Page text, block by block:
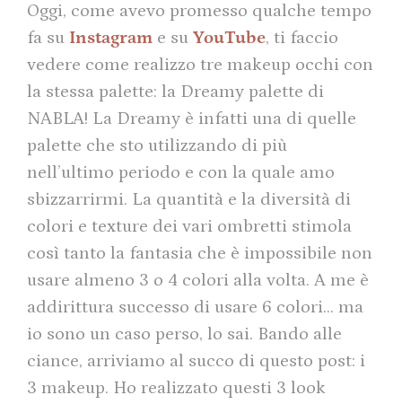
Oggi, come avevo promesso qualche tempo
fa su Instagram e su YouTube, ti faccio
vedere come realizzo tre makeup occhi con
la stessa palette: la Dreamy palette di
NABLA! La Dreamy è infatti una di quelle
palette che sto utilizzando di più
nell’ultimo periodo e con la quale amo
sbizzarrirmi. La quantità e la diversità di
colori e texture dei vari ombretti stimola
così tanto la fantasia che è impossibile non
usare almeno 3 o 4 colori alla volta. A me è
addirittura successo di usare 6 colori… ma
io sono un caso perso, lo sai. Bando alle
ciance, arriviamo al succo di questo post: i
3 makeup. Ho realizzato questi 3 look